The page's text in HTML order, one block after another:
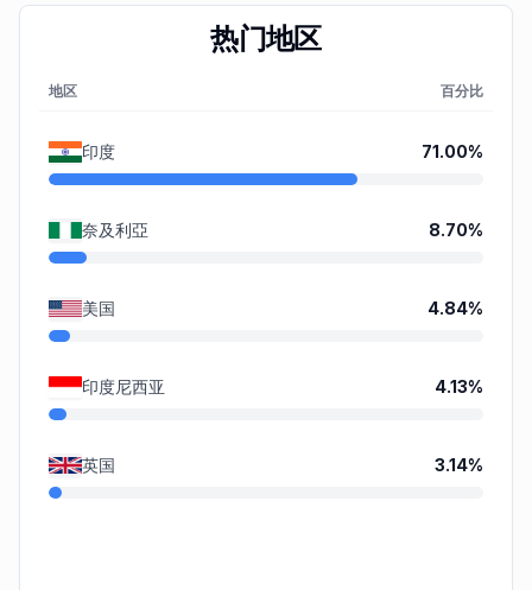
热门地区
地区 百分比
印度 71.00%
奈及利亞 8.70%
美国 4.84%
印度尼西亚 4.13%
英国 3.14%